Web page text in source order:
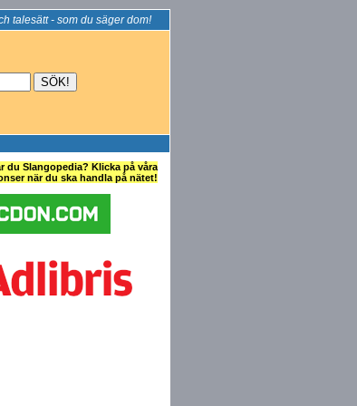
talesätt - som du säger dom!
du Slangopedia? Klicka på våra
när du ska handla på nätet!